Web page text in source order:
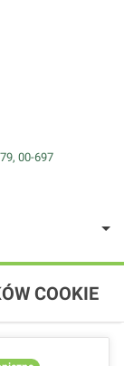
00-697
COOKIE